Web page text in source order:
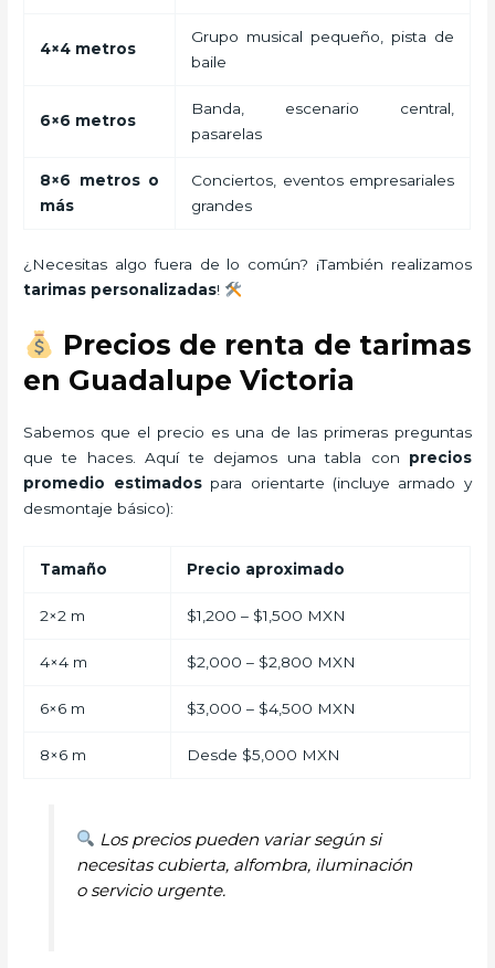
4×4 metros
Grupo musical pequeño, pista de
baile
6×6 metros
Banda, escenario central,
pasarelas
8×6 metros o
más
Conciertos, eventos empresariales
grandes
¿Necesitas algo fuera de lo común? ¡También realizamos
tarimas personalizadas!
Precios de renta de tarimas
en Guadalupe Victoria
Sabemos que el precio es una de las primeras preguntas
que te haces. Aquí te dejamos una tabla con precios
promedio estimadospara orientarte (incluye armado y
desmontaje básico):
Tamaño Precio aproximado
2×2 m $1,200 – $1,500 MXN
4×4 m $2,000 – $2,800 MXN
6×6 m $3,000 – $4,500 MXN
8×6 m Desde $5,000 MXN
Los precios pueden variar según si
necesitas cubierta, alfombra, iluminación
o servicio urgente.